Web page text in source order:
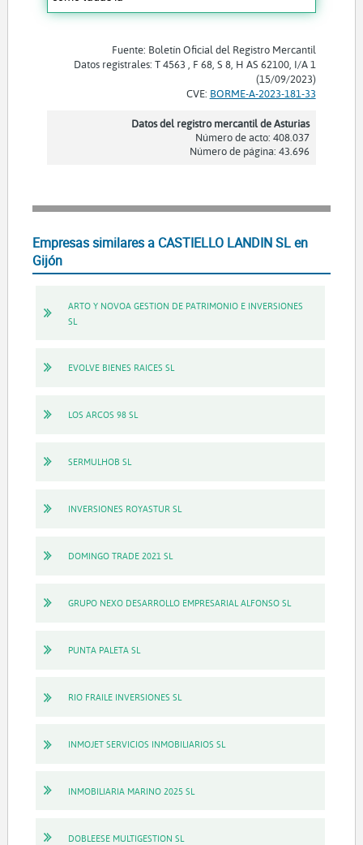
Fuente: Boletín Oficial del Registro Mercantil
Datos registrales: T 4563 , F 68, S 8, H AS 62100, I/A 1
(15/09/2023)
CVE: BORME-A-2023-181-33
Datos del registro mercantil de Asturias
Número de acto: 408.037
Número de página: 43.696
Empresas similares a CASTIELLO LANDIN SL en
Gijón
ARTO Y NOVOA GESTION DE PATRIMONIO E INVERSIONES
SL
EVOLVE BIENES RAICES SL
LOS ARCOS 98 SL
SERMULHOB SL
INVERSIONES ROYASTUR SL
DOMINGO TRADE 2021 SL
GRUPO NEXO DESARROLLO EMPRESARIAL ALFONSO SL
PUNTA PALETA SL
RIO FRAILE INVERSIONES SL
INMOJET SERVICIOS INMOBILIARIOS SL
INMOBILIARIA MARINO 2025 SL
DOBLEESE MULTIGESTION SL